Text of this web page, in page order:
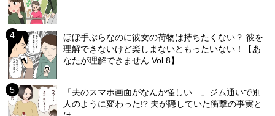
ほぼ手ぶらなのに彼女の荷物は持ちたくない？ 彼を
理解できないけど楽しまないともったいない！【あ
なたが理解できません Vol.8】
「夫のスマホ画面がなんか怪しい…」ジム通いで別
人のように変わった!? 夫が隠していた衝撃の事実と